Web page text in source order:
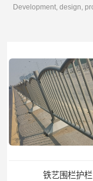
铁艺围栏护栏